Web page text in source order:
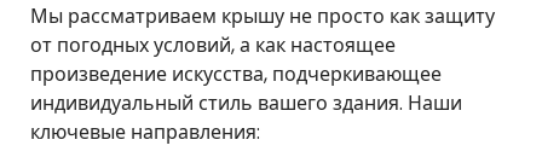
Мы рассматриваем крышу не просто как защиту
от погодных условий, а как настоящее
произведение искусства, подчеркивающее
индивидуальный стиль вашего здания. Наши
ключевые направления: